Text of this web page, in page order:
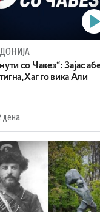
со Чавез“: Зајас
Хаг го вика Али
дена